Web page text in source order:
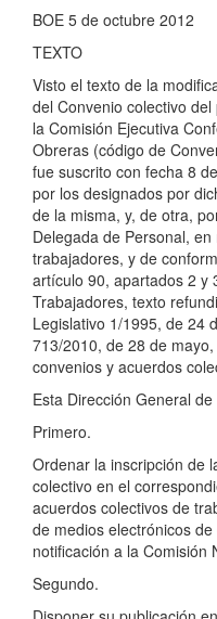
BOE 5 de octubre 2012
TEXTO
Visto el texto de la
del Convenio colectivo
la Comisión Ejecutiva
Obreras (código de
fue suscrito con fecha 8
por los designados por
de la misma, y, de otra,
Delegada de Personal,
trabajadores, y de
artículo 90, apartados 2 y
Trabajadores, texto
Legislativo 1/1995, de 24
713/2010, de 28 de
convenios y acuerdos
Esta Dirección General
Primero.
Ordenar la inscripción de
colectivo en el
acuerdos colectivos de
de medios electrónicos
notificación a la Comisión
Segundo.